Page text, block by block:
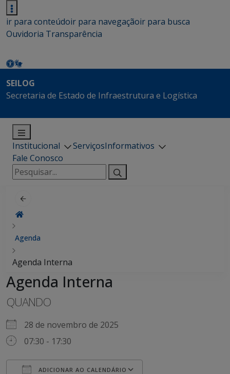
ir para conteúdoir para navegaçãoir para busca
Ouvidoria Transparência
SEILOG
Secretaria de Estado de Infraestrutura e Logística
Institucional ServiçosInformativos
Fale Conosco
Pesquisar
por:
Agenda
Agenda Interna
Agenda Interna
QUANDO
28 de novembro de 2025
07:30 - 17:30
ADICIONAR AO CALENDÁRIO